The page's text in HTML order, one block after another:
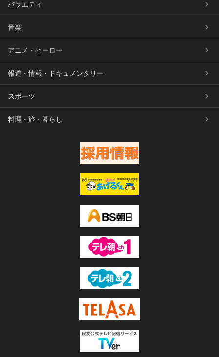
バラエティ
音楽
アニメ・ヒーロー
報道・情報・ドキュメンタリー
スポーツ
料理・旅・暮らし